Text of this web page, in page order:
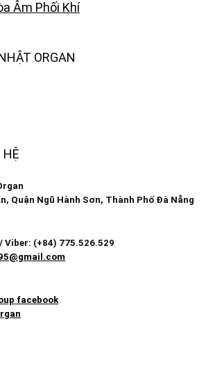
Âm Phối Khí
ORGAN
Quận Ngũ Hành Sơn, Thành Phố Đà Nẵng
Viber: (+84) 775.526.529
facebook